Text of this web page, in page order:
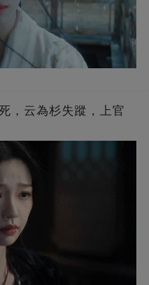
，云為杉失蹤，上官